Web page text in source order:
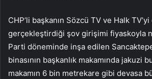
CHP’li başkanın Sözcü TV ve Halk
gerçekleştirdiği şov girişimi fiyaskoyla
Parti döneminde inşa edilen
binasının başkanlık makamında jakuzi
makamın 6 bin metrekare gibi devasa